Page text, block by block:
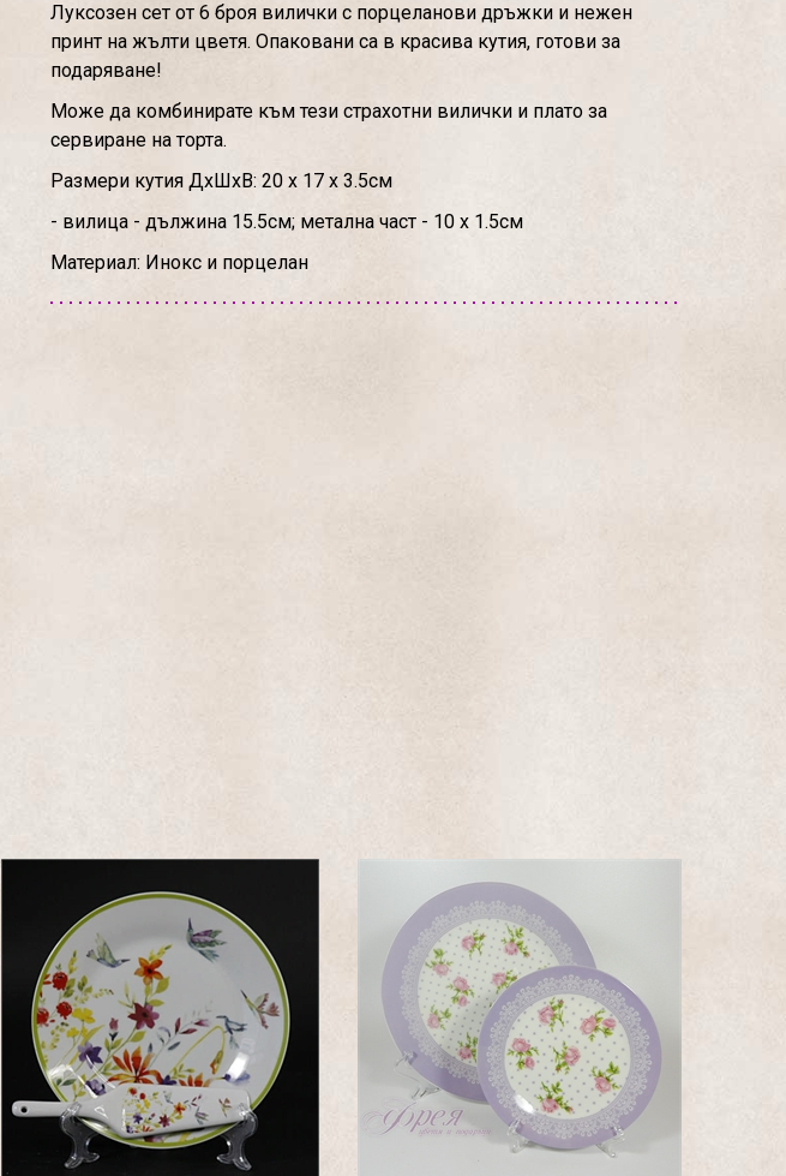
Луксозен сет от 6 броя вилички с порцеланови дръжки и нежен
принт на жълти цветя. Опаковани са в красива кутия, готови за
подаряване!
Може да комбинирате към тези страхотни вилички и плато за
сервиране на торта.
Размери кутия ДхШхВ: 20 х 17 х 3.5см
- вилица - дължина 15.5см; метална част - 10 х 1.5см
Материал: Инокс и порцелан